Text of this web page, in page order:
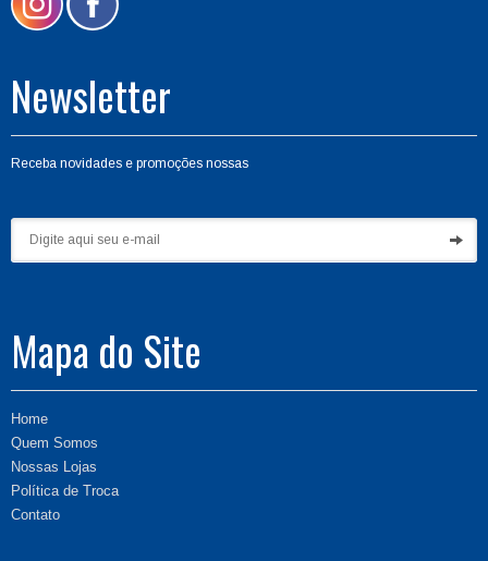
Newsletter
Receba novidades e promoções nossas
Mapa do Site
Home
Quem Somos
Nossas Lojas
Política de Troca
Contato